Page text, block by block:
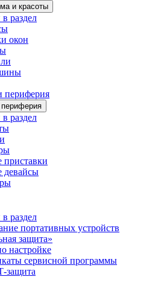
и красоты
раздел
окон
периферия
раздел
девайсы
раздел
портативных устройств
защита»
настройке
сервисной программы